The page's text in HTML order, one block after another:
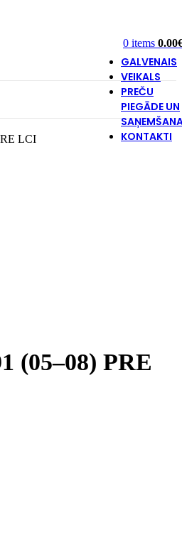
0 items 0.00
GALVENAIS
VEIKALS
PREČU
PIEGĀDE UN
KONTAKTI
LCI
(05–08) PRE